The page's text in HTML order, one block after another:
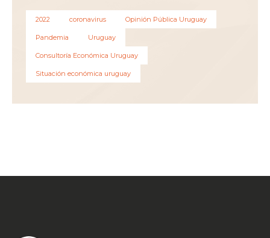
2022 coronavirus Opinión Pública Uruguay
Pandemia Uruguay
Consultoría Económica Uruguay
Situación económica uruguay